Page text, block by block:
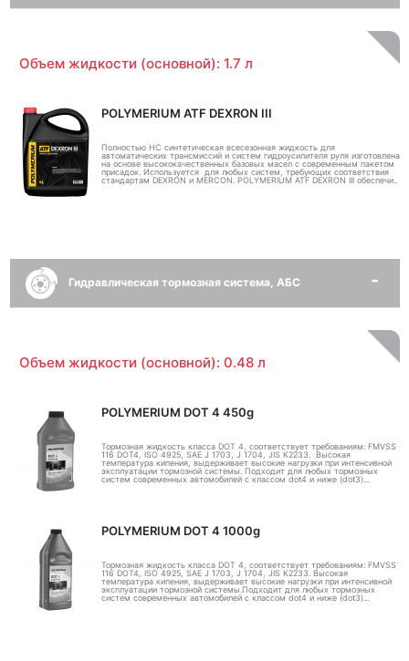
Объем жидкости (основной): 1.7 л
POLYMERIUM ATF DEXRON III
Полностью НС синтетическая всесезонная жидкость для
автоматических трансмиссий и систем гидроусилителя руля изготовлена
на основе высококачественных базовых масел с современным пакетом
присадок. Используется для любых систем, требующих соответствия
стандартам DEXRON и MERCON. POLYMERIUM ATF DEXRON III обеспечи..
Гидравлическая тормозная система, АБС
Объем жидкости (основной): 0.48 л
POLYMERIUM DOT 4 450g
Тормозная жидкость класса DOT 4, соответствует требованиям: FMVSS
116 DOT4, ISO 4925, SAE J 1703, J 1704, JIS K2233. Высокая
температура кипения, выдерживает высокие нагрузки при интенсивной
эксплуатации тормозной системы. Подходит для любых тормозных
систем современных автомобилей с классом dot4 и ниже (dot3)...
POLYMERIUM DOT 4 1000g
Тормозная жидкость класса DOT 4, соответствует требованиям: FMVSS
116 DOT4, ISO 4925, SAE J 1703, J 1704, JIS K2233. Высокая
температура кипения, выдерживает высокие нагрузки при интенсивной
эксплуатации тормозной системы.Подходит для любых тормозных
систем современных автомобилей с классом dot4 и ниже (dot3)...